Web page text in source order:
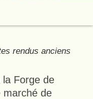
rendus anciens
la Forge de
marché de